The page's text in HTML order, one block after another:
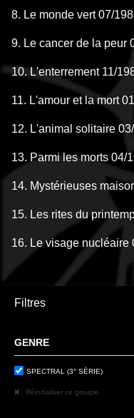
8. Le monde vert 07/
9. Le cancer de la peur
10. L'enterrement 11/
11. L'amour et la mort
12. L'animal solitaire
13. Parmi les morts 04/
14. Mystérieuses
15. Les rites du
16. Le visage nucléaire
Filtres
GENRE
SPECTRAL (3° SÉRIE)
Réinitialiser ce groupe